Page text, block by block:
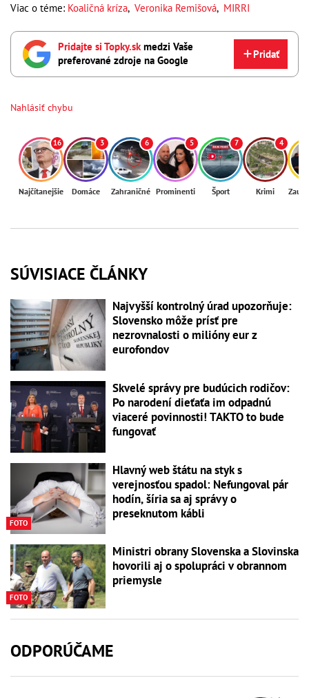
Viac o téme: Koaličná kríza, Veronika Remišová, MIRRI
Pridajte si Topky.skmedzi Vaše
preferované zdroje na Google
Pridať
Nahlásiť chybu
16
Najčítanejšie
3
Domáce
6
Zahraničné
5
Prominenti
7
Šport
4
Krimi
SÚVISIACE ČLÁNKY
Najvyšší kontrolný úrad upozorňuje:
Slovensko môže prísť pre
nezrovnalosti o milióny eur z
eurofondov
Skvelé správy pre budúcich rodičov:
Po narodení dieťaťa im odpadnú
viaceré povinnosti! TAKTO to bude
fungovať
FOTO
Hlavný web štátu na styk s
verejnosťou spadol: Nefungoval pár
hodín, šíria sa aj správy o
preseknutom kábli
FOTO
Ministri obrany Slovenska a Slovinska
hovorili aj o spolupráci v obrannom
priemysle
ODPORÚČAME